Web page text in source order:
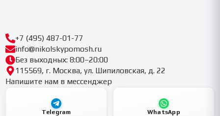
+7 (495) 487-01-77
info@nikolskypomosh.ru
Без выходных: 8:00–20:00
115569, г. Москва, ул. Шипиловская, д. 22
Напишите нам в мессенджер
Telegram WhatsApp